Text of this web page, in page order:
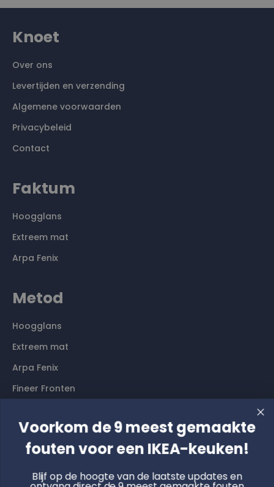
Knoet
Over ons
Levertijden en verzending
Algemene voorwaarden
Privacybeleid
Contact
Faktum
Hoogglans
Extreem mat
Arpa Fenix
Metod
Hoogglans
Extreem mat
Arpa Fenix
Fineer Fronten
Contact
Langs komen? Graag even een afspraak maken. Dan
hebben wij alle tijd voor je.
Voorkom de 9 meest gemaakte
fouten voor een IKEA-keuken!
Blijf op de hoogte van de laatste updates en